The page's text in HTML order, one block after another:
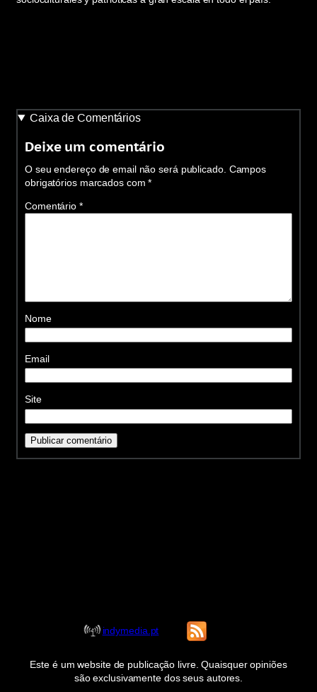
Caixa de Comentários
Deixe um comentário
O seu endereço de email não será publicado. Campos
obrigatórios marcados com*
Comentário *
Nome
Email
Site
indymedia.pt
Este é um website de publicação livre. Quaisquer opiniões
são exclusivamente dos seus autores.